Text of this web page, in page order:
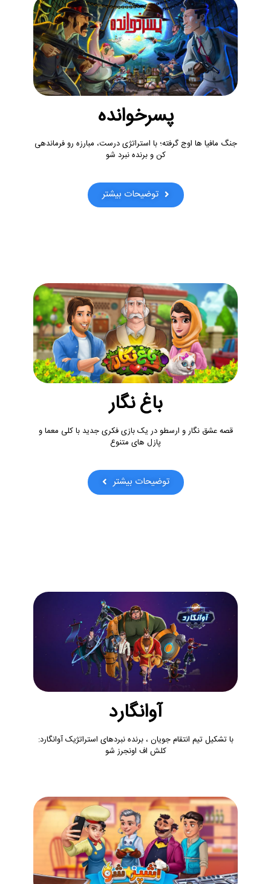
پسرخوانده
جنگ مافیا ها اوج گرفته؛ با استراتژی درست، مبارزه رو فرماندهی
کن و برنده نبرد شو
توضیحات بیشتر
باغ نگار
قصه عشق نگار و ارسطو در یک بازی فکری جدید با کلی معما و
پازل های متنوع
توضیحات بیشتر
آوانگارد
با تشکیل تیم انتقام جویان ، برنده نبردهای استراتژیک آوانگارد:
کلش اف اونجرز شو